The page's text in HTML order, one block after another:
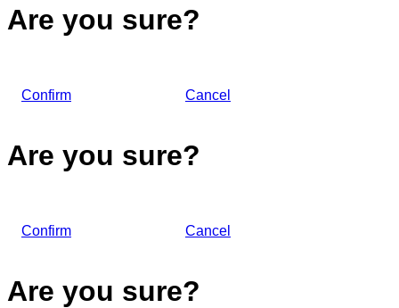
Are you sure?
Confirm Cancel
Are you sure?
Confirm Cancel
Are you sure?